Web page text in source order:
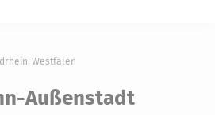
Westfalen
Außenstadt